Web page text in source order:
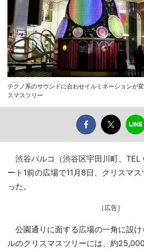
テクノ系のサウンドに合わせイルミネーションが
スマスツリー
渋谷パルコ（渋谷区宇田川町、TEL
ート1前の広場で11月8日、クリスマ
った。
［広告］
公園通りに面する広場の一角に設け
ルのクリスマスツリーには、約